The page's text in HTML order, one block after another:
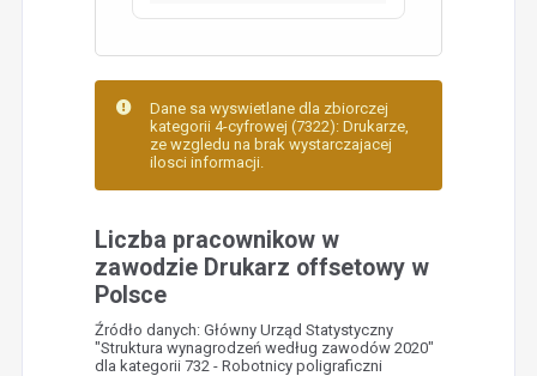
Dane sa wyswietlane dla zbiorczej
kategorii 4-cyfrowej (7322): Drukarze,
ze wzgledu na brak wystarczajacej
ilosci informacji.
Liczba pracownikow w
zawodzie Drukarz offsetowy w
Polsce
Źródło danych: Główny Urząd Statystyczny
"Struktura wynagrodzeń według zawodów 2020"
dla kategorii 732 - Robotnicy poligraficzni